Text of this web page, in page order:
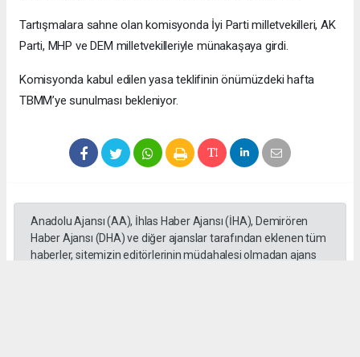
Tartışmalara sahne olan komisyonda İyi Parti milletvekilleri, AK
Parti, MHP ve DEM milletvekilleriyle münakaşaya girdi.
Komisyonda kabul edilen yasa teklifinin önümüzdeki hafta
TBMM’ye sunulması bekleniyor.
Anadolu Ajansı (AA), İhlas Haber Ajansı (İHA), Demirören
Haber Ajansı (DHA) ve diğer ajanslar tarafından eklenen tüm
haberler, sitemizin editörlerinin müdahalesi olmadan ajans